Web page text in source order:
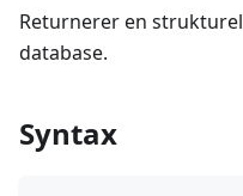
Returnerer en
database.
Syntax